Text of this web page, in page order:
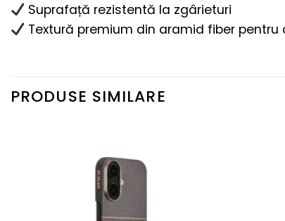
Suprafață rezistentă la zgârieturi
Textură premium din aramid fiber
PRODUSE SIMILARE